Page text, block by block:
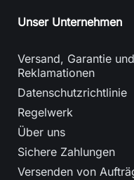
Unser Unternehmen
Versand, Garantie und
Reklamationen
Datenschutzrichtlinie
Regelwerk
Über uns
Sichere Zahlungen
Versenden von